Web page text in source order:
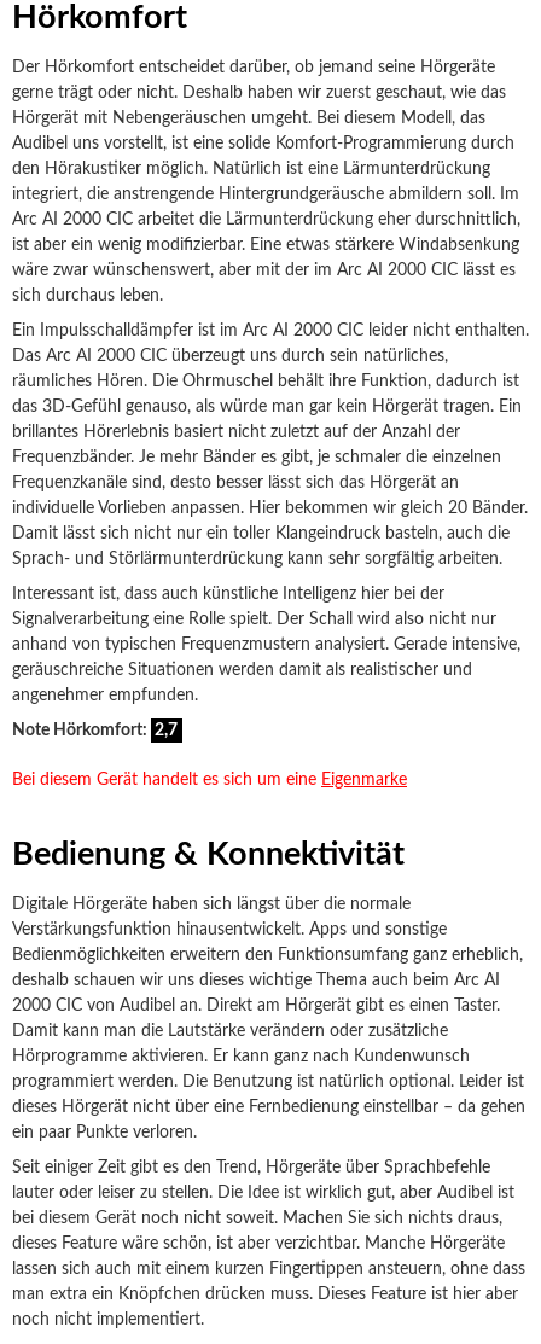
Hörkomfort
Der Hörkomfort entscheidet darüber, ob jemand seine Hörgeräte
gerne trägt oder nicht. Deshalb haben wir zuerst geschaut, wie das
Hörgerät mit Nebengeräuschen umgeht. Bei diesem Modell, das
Audibel uns vorstellt, ist eine solide Komfort-Programmierung durch
den Hörakustiker möglich. Natürlich ist eine Lärmunterdrückung
integriert, die anstrengende Hintergrundgeräusche abmildern soll. Im
Arc AI 2000 CIC arbeitet die Lärmunterdrückung eher durschnittlich,
ist aber ein wenig modifizierbar. Eine etwas stärkere Windabsenkung
wäre zwar wünschenswert, aber mit der im Arc AI 2000 CIC lässt es
sich durchaus leben.
Ein Impulsschalldämpfer ist im Arc AI 2000 CIC leider nicht enthalten.
Das Arc AI 2000 CIC überzeugt uns durch sein natürliches,
räumliches Hören. Die Ohrmuschel behält ihre Funktion, dadurch ist
das 3D-Gefühl genauso, als würde man gar kein Hörgerät tragen. Ein
brillantes Hörerlebnis basiert nicht zuletzt auf der Anzahl der
Frequenzbänder. Je mehr Bänder es gibt, je schmaler die einzelnen
Frequenzkanäle sind, desto besser lässt sich das Hörgerät an
individuelle Vorlieben anpassen. Hier bekommen wir gleich 20 Bänder.
Damit lässt sich nicht nur ein toller Klangeindruck basteln, auch die
Sprach- und Störlärmunterdrückung kann sehr sorgfältig arbeiten.
Interessant ist, dass auch künstliche Intelligenz hier bei der
Signalverarbeitung eine Rolle spielt. Der Schall wird also nicht nur
anhand von typischen Frequenzmustern analysiert. Gerade intensive,
geräuschreiche Situationen werden damit als realistischer und
angenehmer empfunden.
Note Hörkomfort: 2,7
Bei diesem Gerät handelt es sich um eine Eigenmarke
Bedienung & Konnektivität
Digitale Hörgeräte haben sich längst über die normale
Verstärkungsfunktion hinausentwickelt. Apps und sonstige
Bedienmöglichkeiten erweitern den Funktionsumfang ganz erheblich,
deshalb schauen wir uns dieses wichtige Thema auch beim Arc AI
2000 CIC von Audibel an. Direkt am Hörgerät gibt es einen Taster.
Damit kann man die Lautstärke verändern oder zusätzliche
Hörprogramme aktivieren. Er kann ganz nach Kundenwunsch
programmiert werden. Die Benutzung ist natürlich optional. Leider ist
dieses Hörgerät nicht über eine Fernbedienung einstellbar – da gehen
ein paar Punkte verloren.
Seit einiger Zeit gibt es den Trend, Hörgeräte über Sprachbefehle
lauter oder leiser zu stellen. Die Idee ist wirklich gut, aber Audibel ist
bei diesem Gerät noch nicht soweit. Machen Sie sich nichts draus,
dieses Feature wäre schön, ist aber verzichtbar. Manche Hörgeräte
lassen sich auch mit einem kurzen Fingertippen ansteuern, ohne dass
man extra ein Knöpfchen drücken muss. Dieses Feature ist hier aber
noch nicht implementiert.